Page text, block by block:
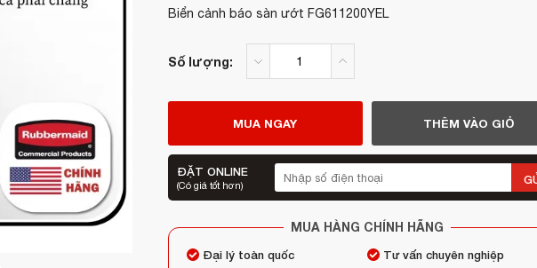
Biển cảnh báo sàn ướt FG611200YEL
Số lượng:
MUA NGAY THÊM VÀO GIỎ
ĐẶT ONLINE
(Có giá tốt hơn)
MUA HÀNG CHÍNH HÃNG
Đại lý toàn quốc
Tư vấn chuyên nghiệp